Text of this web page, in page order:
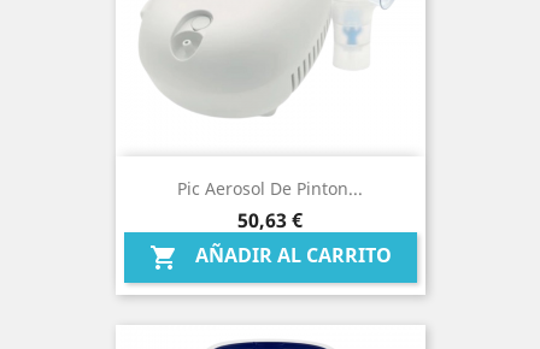
Pic Aerosol De Pinton...
Precio
50,63 €
 AÑADIR AL CARRITO